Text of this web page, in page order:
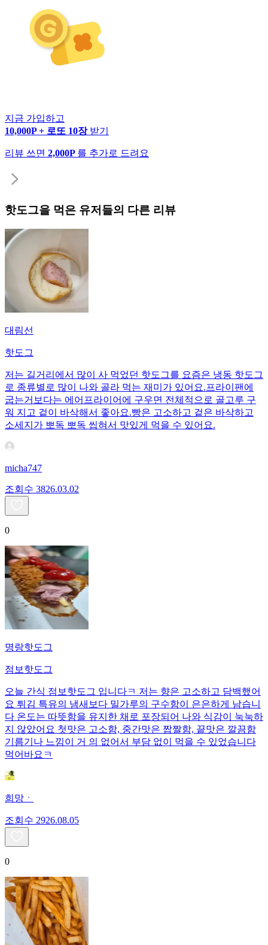
지금 가입하고
10,000P + 로또 10장 받기
리뷰 쓰면 2,000P 를 추가로 드려요
핫도그을 먹은 유저들의 다른 리뷰
대림선
핫도그
저는 길거리에서 많이 사 먹었던 핫도그를 요즘은 냉동 핫도그
로 종류별로 많이 나와 골라 먹는 재미가 있어요.프라이팬에
굽는거보다는 에어프라이어에 구우면 전체적으로 골고루 구
워 지고 겉이 바삭해서 좋아요.빵은 고소하고 겉은 바삭하고
소세지가 뽀독 뽀독 씹혀서 맛있게 먹을 수 있어요.
micha747
조회수 3826.03.02
0
명랑핫도그
점보핫도그
오늘 간식 점보핫도그 입니다ㅋ 저는 향은 고소하고 담백했어
요 튀김 특유의 냄새보다 밀가루의 구수함이 은은하게 남습니
다 온도는 따뜻함을 유지한 채로 포장되어 나와 식감이 눅눅하
지 않았어요 첫맛은 고소함, 중간맛은 짭짤함, 끝맛은 깔끔함
기름기나 느낌이 거 의 없어서 부담 없이 먹을 수 있었습니다
먹어바요ㅋ
희망ㆍ
조회수 2926.08.05
0